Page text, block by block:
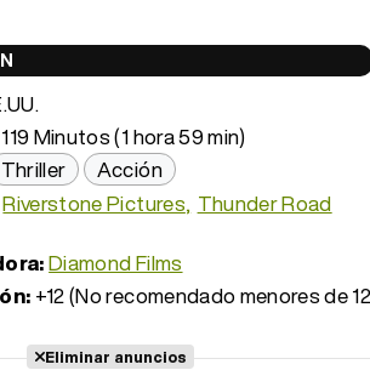
119 Minutos (1 hora 59 min)
Thriller
Acción
Riverstone Pictures Thunder Road
Diamond Films
+12 (No recomendado menores de 12
Eliminar anuncios